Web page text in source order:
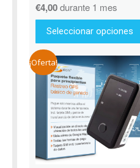
€4,00durante 1 mes
Seleccionar opciones
¡Oferta!